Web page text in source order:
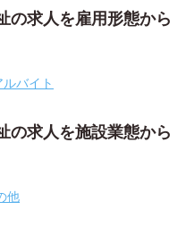
の求人を雇用形態から
バイト
の求人を施設業態から
他